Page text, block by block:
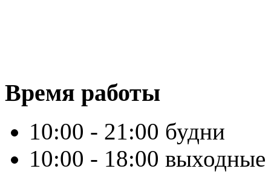
Время работы
10:00 - 21:00 будни
10:00 - 18:00 выходные